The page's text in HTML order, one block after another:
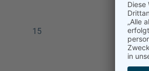
15 16